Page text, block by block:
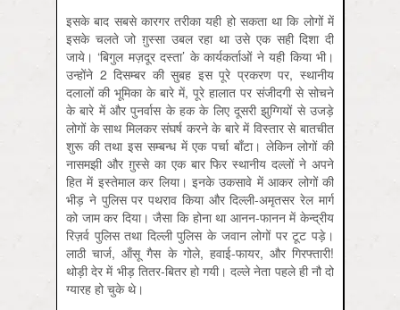
इसके बाद सबसे कारगर तरीका यही हो सकता था कि लोगों में
इसके चलते जो ग़ुस्सा उबल रहा था उसे एक सही दिशा दी
जाये। ‘बिगुल मज़दूर दस्ता’ के कार्यकर्ताओं ने यही किया भी।
उन्होंने 2 दिसम्बर की सुबह इस पूरे प्रकरण पर, स्थानीय
दलालों की भूमिका के बारे में, पूरे हालात पर संजीदगी से सोचने
के बारे में और पुनर्वास के हक के लिए दूसरी झुग्गियों से उजड़े
लोगों के साथ मिलकर संघर्ष करने के बारे में विस्तार से बातचीत
शुरू की तथा इस सम्बन्ध में एक पर्चा बाँटा। लेकिन लोगों की
नासमझी और ग़ुस्से का एक बार फिर स्थानीय दल्लों ने अपने
हित में इस्तेमाल कर लिया। इनके उकसावे में आकर लोगों की
भीड़ ने पुलिस पर पथराव किया और दिल्ली-अमृतसर रेल मार्ग
को जाम कर दिया। जैसा कि होना था आनन-फानन में केन्द्रीय
रिज़र्व पुलिस तथा दिल्ली पुलिस के जवान लोगों पर टूट पड़े।
लाठी चार्ज, ऑंसू गैस के गोले, हवाई-फायर, और गिरफ्तारी!
थोड़ी देर में भीड़ तितर-बितर हो गयी। दल्ले नेता पहले ही नौ दो
ग्यारह हो चुके थे।